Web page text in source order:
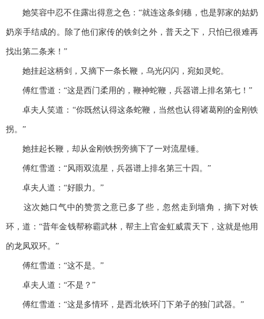
她笑容中忍不住露出得意之色：“就连这条剑穗，也是郭家的姑奶
奶亲手结成的。除了他们家传的铁剑之外，普天之下，只怕已很难再
找出第二条来！”
她挂起这柄剑，又摘下一条长鞭，乌光闪闪，宛如灵蛇。
傅红雪道：“这是西门柔用的，鞭神蛇鞭，兵器谱上排名第七！”
卓夫人笑道：“你既然认得这条蛇鞭，当然也认得诸葛刚的金刚铁
拐。”
她挂起长鞭，却从金刚铁拐旁摘下了一对流星锤。
傅红雪道：“风雨双流星，兵器谱上排名第三十四。”
卓夫人道：“好眼力。”
这次她口气中的赞赏之意已多了些，忽然走到墙角，摘下对铁
环，道：“昔年金钱帮称霸武林，帮主上官金虹威震天下，这就是他用
的龙凤双环。”
傅红雪道：“这不是。”
卓夫人道：“不是？”
傅红雪道：“这是多情环，是西北铁环门下弟子的独门武器。”